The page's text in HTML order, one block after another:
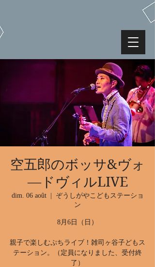
空五郎のボッサ&ヴォ
―ドヴィルLIVE
dim. 06 août
  |
ぞうしがやこどもステーショ
ン
8月6日（日）
親子で楽しむぷちライブ！雑司ヶ谷子どもス
テーション。（定員になりました、受付終
了）